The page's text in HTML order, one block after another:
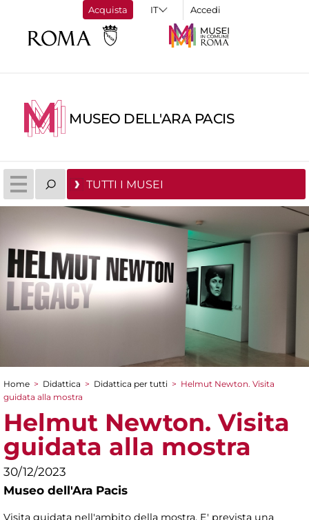
Acquista Accedi
MUSEO DELL'ARA PACIS
TUTTI I MUSEI
Tu sei qui
Home > Didattica > Didattica per tutti > Helmut Newton. Visita
guidata alla mostra
Helmut Newton. Visita
guidata alla mostra
30/12/2023
Museo dell'Ara Pacis
Visita guidata nell'ambito della mostra. E' prevista una